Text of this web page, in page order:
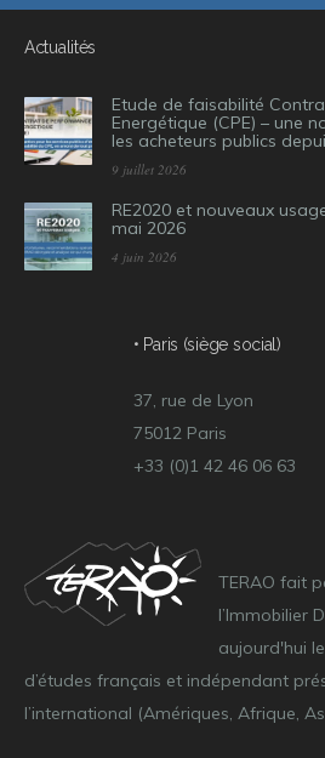
Actualités
Etude de faisabilité
Energétique (CPE) – une
les acheteurs publics
9 juillet 2026
RE2020 et nouveaux
mai 2026
4 juin 2026
• Paris (siège social)
37, rue de Lyon
75012 Paris
+33 (0)1 42 46 06 63
TERAO fait
l’Immobilier
aujourd'hui
d’études français et indépendant
l’international (Amériques, Afrique,